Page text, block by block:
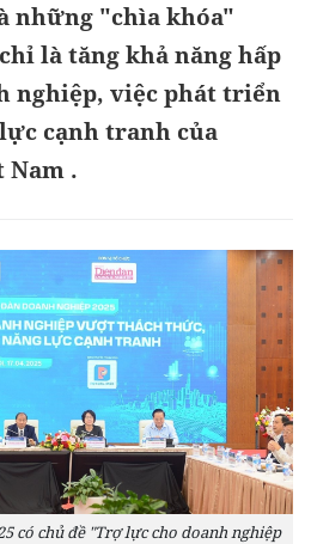
những "chìa khóa"
là tăng khả năng hấp
nghiệp, việc phát triển
cạnh tranh của
Nam .
có chủ đề "Trợ lực cho doanh nghiệp